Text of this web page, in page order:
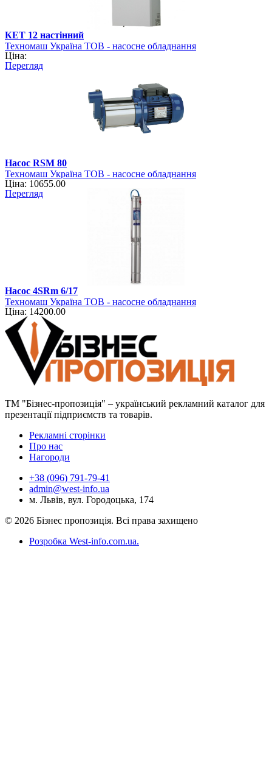
КЕТ 12 настінний
Техномаш Україна ТОВ - насосне обладнання
Ціна:
Перегляд
Насос RSM 80
Техномаш Україна ТОВ - насосне обладнання
Ціна: 10655.00
Перегляд
Насос 4SRm 6/17
Техномаш Україна ТОВ - насосне обладнання
Ціна: 14200.00
ТМ "Бізнес-пропозиція" – український рекламний каталог для
презентації підприємств та товарів.
Рекламні сторінки
Про нас
Нагороди
+38 (096) 791-79-41
admin@west-info.ua
м. Львів, вул. Городоцька, 174
© 2026 Бізнес пропозиція. Всі права захищено
Розробка West-info.com.ua.